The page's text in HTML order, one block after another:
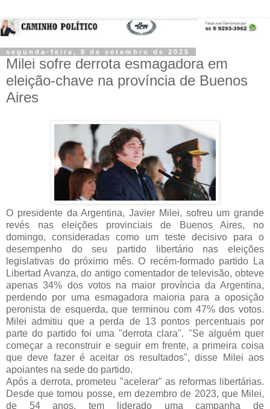
segunda-feira, 8 de setembro de 2025
Milei sofre derrota esmagadora em
eleição-chave na província de Buenos
Aires
O presidente da Argentina, Javier Milei, sofreu um grande
revés nas eleições provinciais de Buenos Aires, no
domingo, consideradas como um teste decisivo para o
desempenho do seu partido libertário nas eleições
legislativas do próximo mês.O recém-formado partido La
Libertad Avanza, do antigo comentador de televisão, obteve
apenas 34% dos votos na maior província da Argentina,
perdendo por uma esmagadora maioria para a oposição
peronista de esquerda, que terminou com 47% dos votos.
Milei admitiu que a perda de 13 pontos percentuais por
parte do partido foi uma "derrota clara". "Se alguém quer
começar a reconstruir e seguir em frente, a primeira coisa
que deve fazer é aceitar os resultados", disse Milei aos
apoiantes na sede do partido.
Após a derrota, prometeu "acelerar" as reformas libertárias.
Desde que tomou posse, em dezembro de 2023, que Milei,
de 54 anos, tem liderado uma campanha de